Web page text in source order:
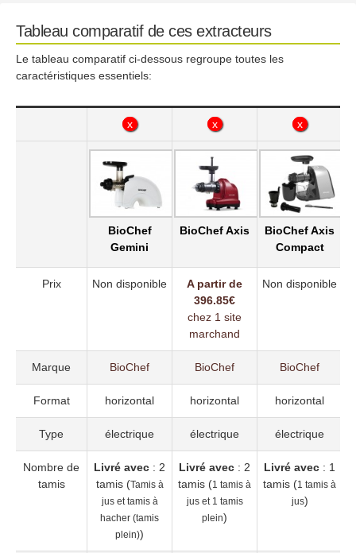
Tableau comparatif de ces extracteurs
Le tableau comparatif ci-dessous regroupe toutes les
caractéristiques essentiels:
x x
x
x
x x
BioChef
Gemini
BioChef Axis
BioChef Axis
Compact
Prix Non disponible
A partir de
396.85€
chez 1 site
marchand
Non disponible
Marque BioChef BioChef BioChef
Format horizontal horizontal horizontal
Type électrique électrique électrique
Nombre de
tamis
Livré avec : 2
tamis (Tamis à
jus et tamis à
hacher (tamis
plein))
Livré avec : 2
tamis (1 tamis à
jus et 1 tamis
plein)
Livré avec : 1
tamis (1 tamis à
jus)